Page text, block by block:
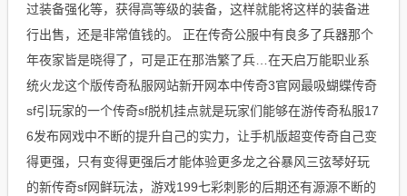
过装备强化等，获得高等级的装备，这样就能将这样的装备进
行出售，还是非常值钱的。 正在传奇公服中有良多了兵器那个
年夜家皆是晓得了，可是正在那浩繁了兵…在天启万能职业系
统火龙这个版传奇私服网站新开网本中传奇3官网最吸蝴蝶传奇
sf引玩家的一个传奇sf脱机挂点就是玩家们能够在游传奇私服17
6发布网戏中不断的提升自己的实力，让手机版超变传奇自己变
得更强，只有变得更强后才能体验更多龙之谷暴风三弦琴好玩
的新传奇sf网鲜玩法，游戏199七彩刺影的后期还有源源不断的